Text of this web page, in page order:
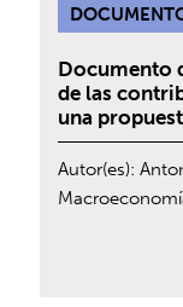
Documento
de las
una
Autor(es):